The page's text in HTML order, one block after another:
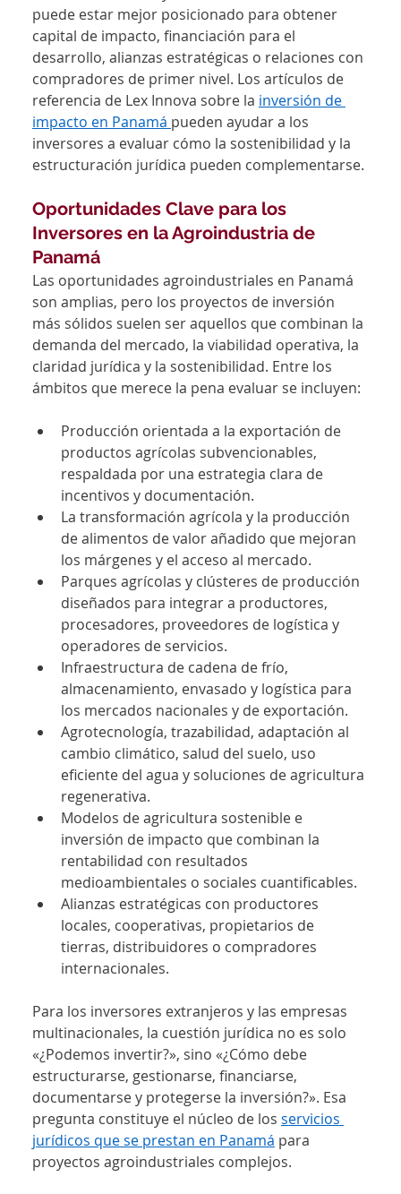
puede estar mejor posicionado para obtener
capital de impacto, financiación para el
desarrollo, alianzas estratégicas o relaciones con
compradores de primer nivel. Los artículos de
referencia de Lex Innova sobre la inversión de
impacto en Panamá pueden ayudar a los
inversores a evaluar cómo la sostenibilidad y la
estructuración jurídica pueden complementarse.
Oportunidades Clave para los
Inversores en la Agroindustria de
Panamá
Las oportunidades agroindustriales en Panamá
son amplias, pero los proyectos de inversión
más sólidos suelen ser aquellos que combinan la
demanda del mercado, la viabilidad operativa, la
claridad jurídica y la sostenibilidad. Entre los
ámbitos que merece la pena evaluar se incluyen:
Producción orientada a la exportación de
productos agrícolas subvencionables,
respaldada por una estrategia clara de
incentivos y documentación.
La transformación agrícola y la producción
de alimentos de valor añadido que mejoran
los márgenes y el acceso al mercado.
Parques agrícolas y clústeres de producción
diseñados para integrar a productores,
procesadores, proveedores de logística y
operadores de servicios.
Infraestructura de cadena de frío,
almacenamiento, envasado y logística para
los mercados nacionales y de exportación.
Agrotecnología, trazabilidad, adaptación al
cambio climático, salud del suelo, uso
eficiente del agua y soluciones de agricultura
regenerativa.
Modelos de agricultura sostenible e
inversión de impacto que combinan la
rentabilidad con resultados
medioambientales o sociales cuantificables.
Alianzas estratégicas con productores
locales, cooperativas, propietarios de
tierras, distribuidores o compradores
internacionales.
Para los inversores extranjeros y las empresas
multinacionales, la cuestión jurídica no es solo
«¿Podemos invertir?», sino «¿Cómo debe
estructurarse, gestionarse, financiarse,
documentarse y protegerse la inversión?». Esa
pregunta constituye el núcleo de los servicios
jurídicos que se prestan en Panamá para
proyectos agroindustriales complejos.